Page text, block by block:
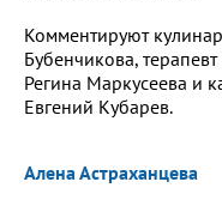
Комментируют
Бубенчикова,
Регина Маркусеева и
Евгений Кубарев.
Алена Астраханцева